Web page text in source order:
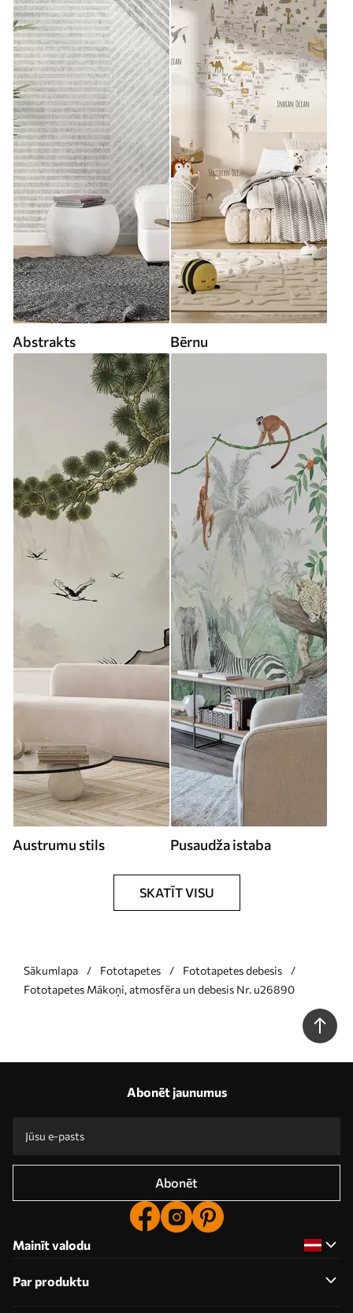
Abstrakts Bērnu
Austrumu stils Pusaudža istaba
SKATĪT VISU
Sākumlapa Fototapetes
Fototapetes debesis
Fototapetes Mākoņi, atmosfēra un debesis Nr. u26890
Abonēt jaunumus
Abonēt
Mainīt valodu
Par produktu